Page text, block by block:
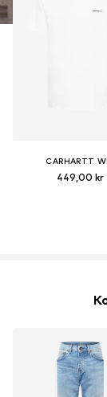
CARHARTT
449,00 kr